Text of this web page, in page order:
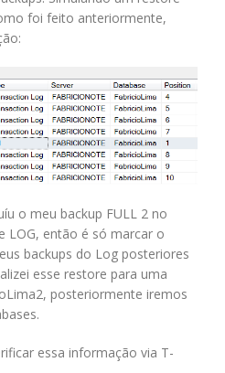
foi feito anteriormente,
o meu backup FULL 2 no
LOG, então é só marcar o
backups do Log posteriores
esse restore para uma
posteriormente iremos
essa informação via T-